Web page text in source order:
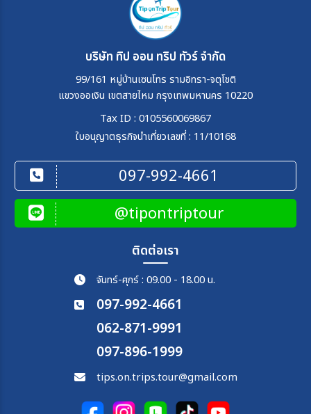
บริษัท ทิป ออน ทริป ทัวร์ จำกัด
99/161 หมู่บ้านเซนโทร รามอิทรา-จตุโชติ
แขวงออเงิน เขตสายไหม กรุงเทพมหานคร 10220
Tax ID : 0105560069867
ใบอนุญาตธุรกิจนำเที่ยวเลขที่ : 11/10168
097-992-4661
@tipontriptour
ติดต่อเรา
จันทร์-ศุกร์ : 09.00 - 18.00 น.
097-992-4661
062-871-9991
097-896-1999
tips.on.trips.tour@gmail.com